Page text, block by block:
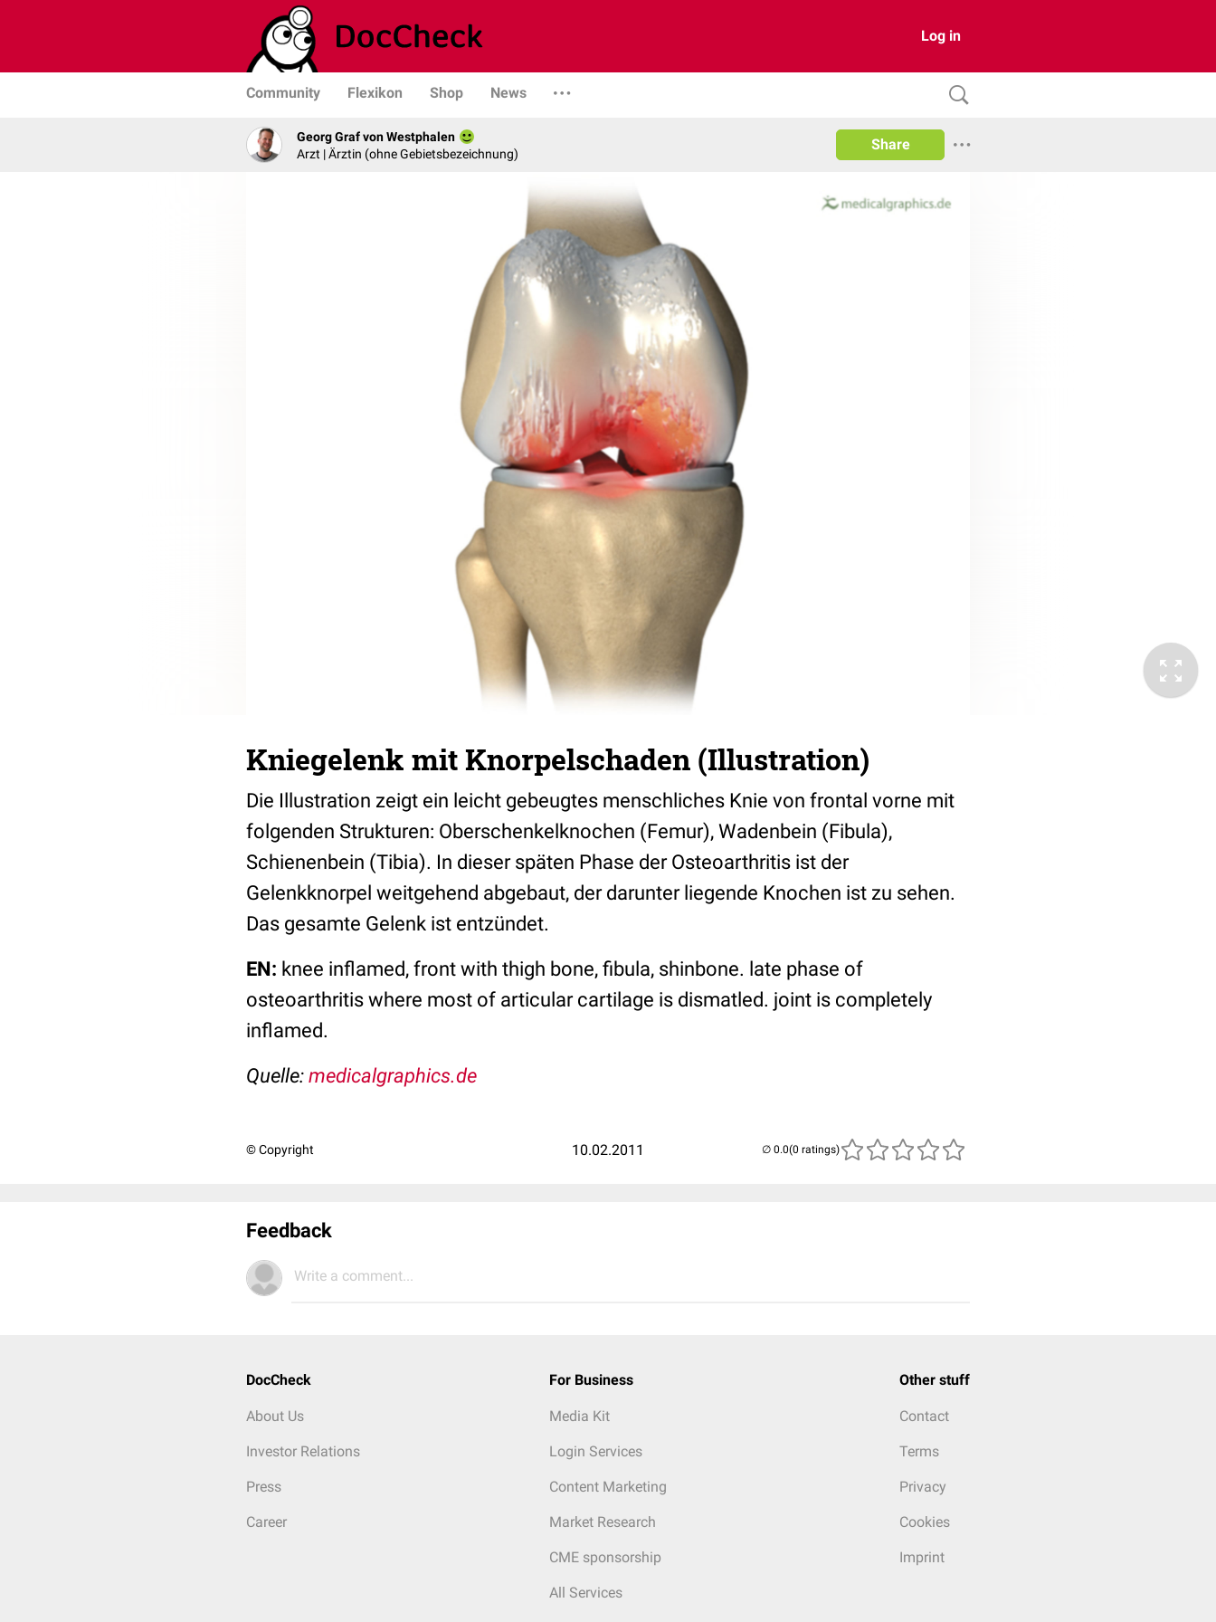
Log in
Community Flexikon Shop News
Georg Graf von Westphalen
Arzt | Ärztin (ohne Gebietsbezeichnung)
Share
Kniegelenk mit Knorpelschaden (Illustration)
Die Illustration zeigt ein leicht gebeugtes menschliches Knie von frontal vorne mit
folgenden Strukturen: Oberschenkelknochen (Femur), Wadenbein (Fibula),
Schienenbein (Tibia). In dieser späten Phase der Osteoarthritis ist der
Gelenkknorpel weitgehend abgebaut, der darunter liegende Knochen ist zu sehen.
Das gesamte Gelenk ist entzündet.
EN: knee inflamed, front with thigh bone, fibula, shinbone. late phase of
osteoarthritis where most of articular cartilage is dismatled. joint is completely
inflamed.
Quelle: medicalgraphics.de
© Copyright 10.02.2011 (0 ratings)
Feedback
Write a comment...
DocCheck
About Us
Investor Relations
Press
Career
For Business
Media Kit
Login Services
Content Marketing
Market Research
CME sponsorship
All Services
Other stuff
Contact
Terms
Privacy
Cookies
Imprint